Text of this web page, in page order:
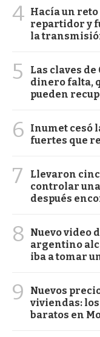
4 Hacía un
repartidor y
la
5
Las claves
dinero falta,
pueden
6
Inumet cesó
fuertes que
7
Llevaron
controlar una
después
8
Nuevo video
argentino
iba a tomar
9
Nuevos
viviendas:
baratos en